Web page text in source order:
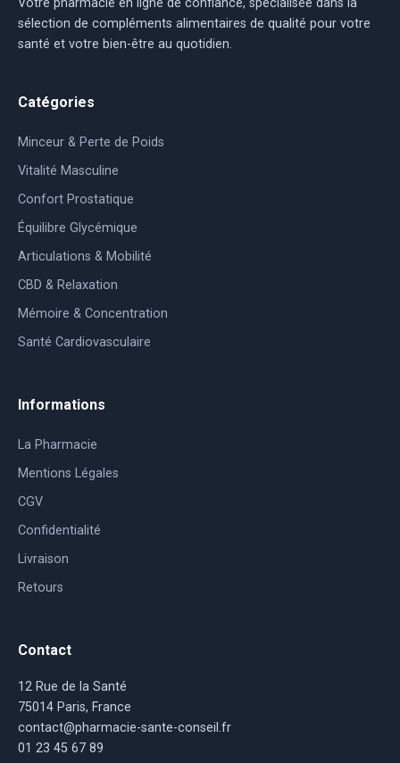
Votre pharmacie en ligne de confiance, spécialisée dans la
sélection de compléments alimentaires de qualité pour votre
santé et votre bien-être au quotidien.
Catégories
Minceur & Perte de Poids
Vitalité Masculine
Confort Prostatique
Équilibre Glycémique
Articulations & Mobilité
CBD & Relaxation
Mémoire & Concentration
Santé Cardiovasculaire
Informations
La Pharmacie
Mentions Légales
CGV
Confidentialité
Livraison
Retours
Contact
12 Rue de la Santé
75014 Paris, France
contact@pharmacie-sante-conseil.fr
01 23 45 67 89